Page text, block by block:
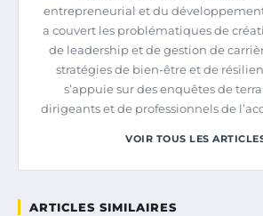
entrepreneurial et du
a couvert les problématiques de
de leadership et de gestion de
stratégies de bien-être et de
s’appuie sur des enquêtes de
dirigeants et de professionnels de
VOIR TOUS LES
ARTICLES SIMILAIRES